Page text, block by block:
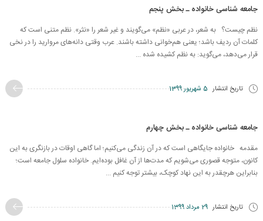
جامعه شناسی خانواده ـ بخش پنجم
نظم چیست؟ به شعر، در عربی «نظم» می‌گویند و غیر شعر را «نثر». نظم متنی است که
کلمات آن ردیف باشد؛ یعنی هم‌خوانی داشته باشند. عرب وقتی دانه‌های مروارید را در نخی
قرار می‌دهد، می‌گوید: به نظم کشیده شده ...
تاریخ انتشار 5 شهریور 1399
جامعه شناسی خانواده ـ بخش چهارم
مقدمه خانواده جایگاهی است که در آن زندگی می‌کنیم؛ اما گاهی اوقات در بازنگری‌ به این
کانون، متوجه قصوری می‌‌شویم که مدت‌ها از آن غافل بوده‌ایم. خانواده سلول جامعه است؛
بنابراین هرچقدر به این نهاد کوچک، بیشتر توجه کنیم ...
تاریخ انتشار 29 مرداد 1399